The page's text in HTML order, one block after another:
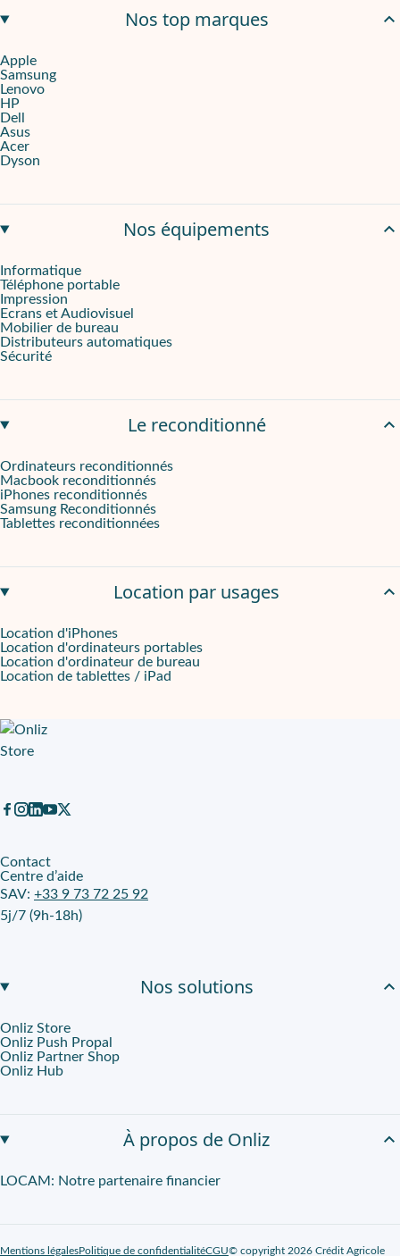
Un écran optimisé pour le confort
Le grand
Sécurité, silence et fluidité
Nos top marques
Apple
Samsung
Lenovo
HP
Dell
Asus
Acer
Dyson
Nos équipements
Informatique
Téléphone portable
Impression
Ecrans et Audiovisuel
Mobilier de bureau
Distributeurs automatiques
Sécurité
Le reconditionné
Ordinateurs reconditionnés
Macbook reconditionnés
iPhones reconditionnés
Samsung Reconditionnés
Tablettes reconditionnées
Location par usages
Location d'iPhones
Location d'ordinateurs portables
Location d'ordinateur de bureau
Location de tablettes / iPad
Contact
Centre d’aide
SAV: +33 9 73 72 25 92
5j/7 (9h-18h)
Nos solutions
Onliz Store
Onliz Push Propal
Onliz Partner Shop
Onliz Hub
À propos de Onliz
LOCAM: Notre partenaire financier
Mentions légalesPolitique de confidentialitéCGU© copyright 2026 Crédit Agricole